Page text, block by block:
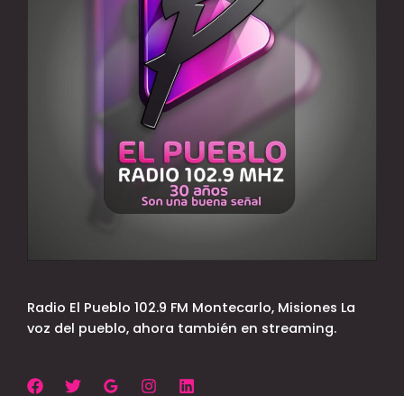
Radio El Pueblo 102.9 FM Montecarlo, Misiones La
voz del pueblo, ahora también en streaming.